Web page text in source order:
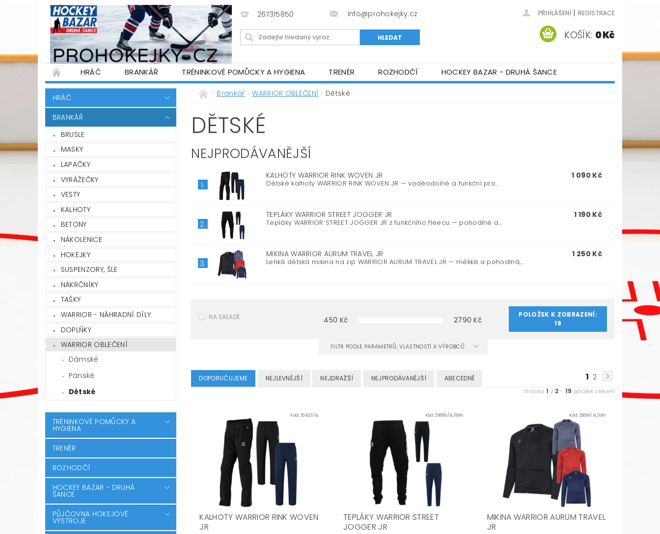
267315850 info@prohokejky.cz PŘIHLÁŠENÍ | REGISTRACE
KOŠÍK: 0 Kč
HRÁČ BRANKÁŘ TRÉNINKOVÉ POMŮCKY A HYGIENA TRENÉR ROZHODČÍ
HOCKEY BAZAR - DRUHÁ ŠANCE
PŮJČOVNA HOKEJOVÉ VÝSTROJE
WARRIOR OBLEČENÍ OBCHODNÍ PODMÍNKY
PODMÍNKY OCHRANY OSOBNÍCH ÚDAJŮ
HRÁČ
BRANKÁŘ
BRUSLE
MASKY
LAPAČKY
VYRÁŽEČKY
VESTY
KALHOTY
BETONY
NÁKOLENICE
HOKEJKY
SUSPENZORY, ŠLE
NÁKRČNÍKY
TAŠKY
WARRIOR - NÁHRADNÍ DÍLY
DOPLŇKY
WARRIOR OBLEČENÍ
Dámské
Pánské
Dětské
TRÉNINKOVÉ POMŮCKY A
HYGIENA
TRENÉR
ROZHODČÍ
HOCKEY BAZAR - DRUHÁ
ŠANCE
PŮJČOVNA HOKEJOVÉ
VÝSTROJE
Brankář WARRIOR OBLEČENÍ Dětské
DĚTSKÉ
NEJPRODÁVANĚJŠÍ
1.
KALHOTY WARRIOR RINK WOVEN JR
Dětské kalhoty WARRIOR RINK WOVEN JR — voděodolné a funkční pro...
1 090 Kč
2.
TEPLÁKY WARRIOR STREET JOGGER JR
Tepláky WARRIOR STREET JOGGER JR z funkčního fleecu — pohodlné a...
1 190 Kč
3.
MIKINA WARRIOR AURUM TRAVEL JR
Lehká dětská mikina na zip WARRIOR AURUM TRAVEL JR — měkká a pohodlná,...
1 250 Kč
NA SKLADĚ 450 Kč 2790 Kč
POLOŽEK K ZOBRAZENÍ:
19
FILTR PODLE PARAMETRŮ, VLASTNOSTÍ A VÝROBCŮ
DOPORUČUJEME NEJLEVNĚJŠÍ NEJDRAŽŠÍ NEJPRODÁVANĚJŠÍ ABECEDNĚ 1 2
Stránka1 z 2 - 19 položek celkem
Kód: 26423/XL
KALHOTY WARRIOR RINK WOVEN
JR
Kód:25899/XL/ERN
TEPLÁKY WARRIOR STREET
JOGGER JR
Kód: 25881/XL/ERV
MIKINA WARRIOR AURUM TRAVEL
JR